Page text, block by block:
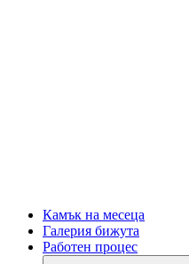
Камък на месеца
Галерия бижута
Работен процес